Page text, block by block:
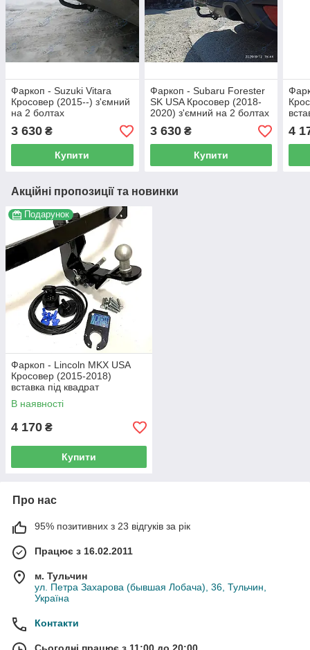
Фаркоп - Suzuki Vitara
Кросовер (2015--) з'ємний
на 2 болтах
3 630 ₴
Купити
Фаркоп - Subaru Forester
SK USA Кросовер (2018-
2020) з'ємний на 2 болтах
3 630₴
Купити
4
Акційні пропозиції та новинки
Подарунок
Фаркоп - Lincoln MKX USA
Кросовер (2015-2018)
вставка під квадрат
В наявності
4 170 ₴
Купити
Про нас
95% позитивних з 23 відгуків за рік
Працює з 16.02.2011
м. Тульчин
ул. Петра Захарова (бывшая Лобача), 36, Тульчин,
Україна
Контакти